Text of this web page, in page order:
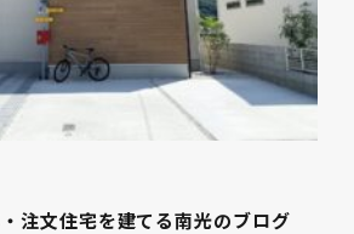
注文住宅を建てる南光のブログ